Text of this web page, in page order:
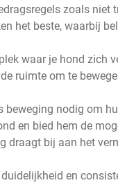
zoals niet
het beste, waarbij
waar je hond zich
ruimte om te
nodig om
en bied hem de
draagt bij aan het
en